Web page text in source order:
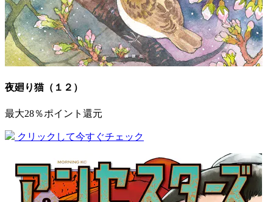
夜廻り猫（１２）
最大28％ポイント還元
クリックして今すぐチェック